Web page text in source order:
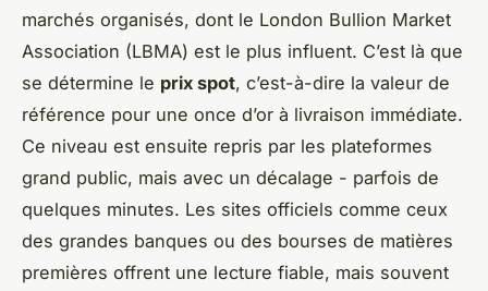
marchés organisés, dont le London Bullion Market
Association (LBMA) est le plus influent. C’est là que
se détermine le prix spot, c’est-à-dire la valeur de
référence pour une once d’or à livraison immédiate.
Ce niveau est ensuite repris par les plateformes
grand public, mais avec un décalage - parfois de
quelques minutes. Les sites officiels comme ceux
des grandes banques ou des bourses de matières
premières offrent une lecture fiable, mais souvent